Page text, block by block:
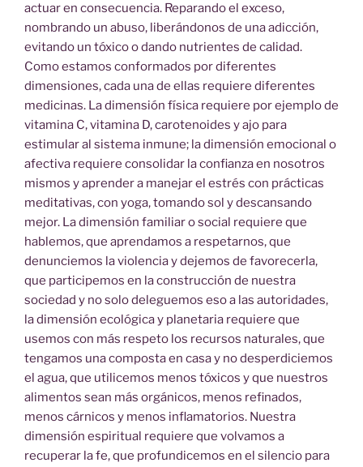
actuar en consecuencia. Reparando el exceso,
nombrando un abuso, liberándonos de una adicción,
evitando un tóxico o dando nutrientes de calidad.
Como estamos conformados por diferentes
dimensiones, cada una de ellas requiere diferentes
medicinas. La dimensión física requiere por ejemplo de
vitamina C, vitamina D, carotenoides y ajo para
estimular al sistema inmune; la dimensión emocional o
afectiva requiere consolidar la confianza en nosotros
mismos y aprender a manejar el estrés con prácticas
meditativas, con yoga, tomando sol y descansando
mejor. La dimensión familiar o social requiere que
hablemos, que aprendamos a respetarnos, que
denunciemos la violencia y dejemos de favorecerla,
que participemos en la construcción de nuestra
sociedad y no solo deleguemos eso a las autoridades,
la dimensión ecológica y planetaria requiere que
usemos con más respeto los recursos naturales, que
tengamos una composta en casa y no desperdiciemos
el agua, que utilicemos menos tóxicos y que nuestros
alimentos sean más orgánicos, menos refinados,
menos cárnicos y menos inflamatorios. Nuestra
dimensión espiritual requiere que volvamos a
recuperar la fe, que profundicemos en el silencio para